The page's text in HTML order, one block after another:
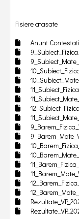
Fisiere atasate
Anunt